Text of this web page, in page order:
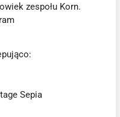
zespołu Korn.
Sepia